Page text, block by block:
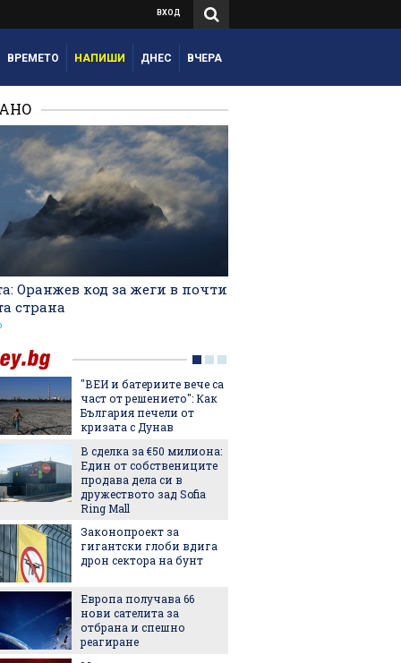
ВХОД
ВРЕМЕТО НАПИШИ ДНЕС ВЧЕРА
Оранжев код за жеги в почти
страна
"ВЕИ и батериите вече са
част от решението": Как
България печели от
кризата с Дунав
В сделка за €50 милиона:
Един от собствениците
продава дела си в
дружеството зад Sofia
Ring Mall
Законопроект за
гигантски глоби вдига
дрон сектора на бунт
Европа получава 66
нови сателита за
отбрана и спешно
реагиране